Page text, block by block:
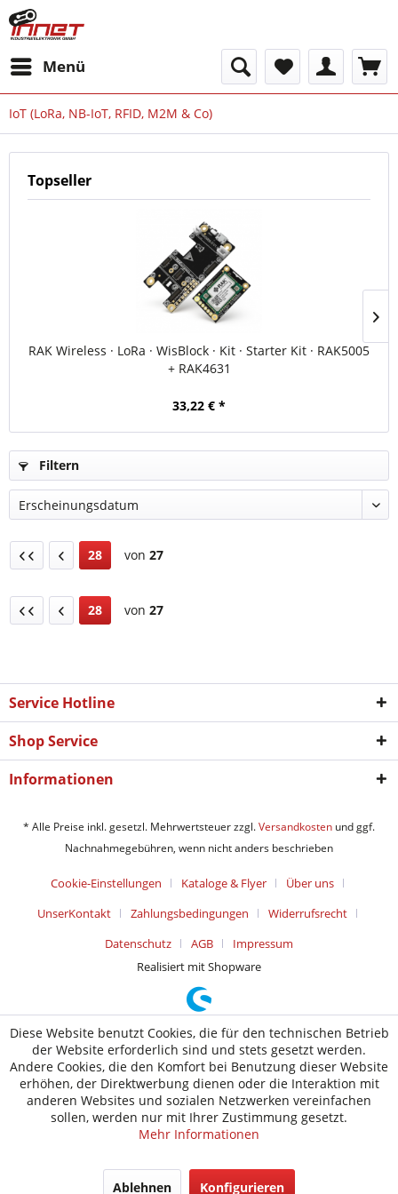
Menü
IoT (LoRa, NB-IoT, RFID, M2M & Co)
Topseller
RAK Wireless · LoRa · WisBlock · Kit · Starter Kit · RAK5005
+ RAK4631
33,22 € *
Filtern
28 von 27
28 von 27
Service Hotline
Shop Service
Informationen
* Alle Preise inkl. gesetzl. Mehrwertsteuer zzgl.Versandkosten und ggf.
Nachnahmegebühren, wenn nicht anders beschrieben
Cookie-Einstellungen Kataloge & Flyer
Über uns
UnserKontakt
Zahlungsbedingungen
Widerrufsrecht
Datenschutz
AGB
Impressum
Realisiert mit Shopware
Diese Website benutzt Cookies, die für den technischen Betrieb
der Website erforderlich sind und stets gesetzt werden.
Andere Cookies, die den Komfort bei Benutzung dieser Website
erhöhen, der Direktwerbung dienen oder die Interaktion mit
anderen Websites und sozialen Netzwerken vereinfachen
sollen, werden nur mit Ihrer Zustimmung gesetzt.
Mehr Informationen
Ablehnen Konfigurieren